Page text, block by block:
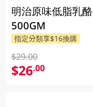
明治原味低脂乳酪
500GM
指定分類享$16換購
$29.00
$26.00